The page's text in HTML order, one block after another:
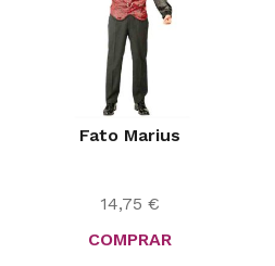
Fato Marius
14,75 €
COMPRAR